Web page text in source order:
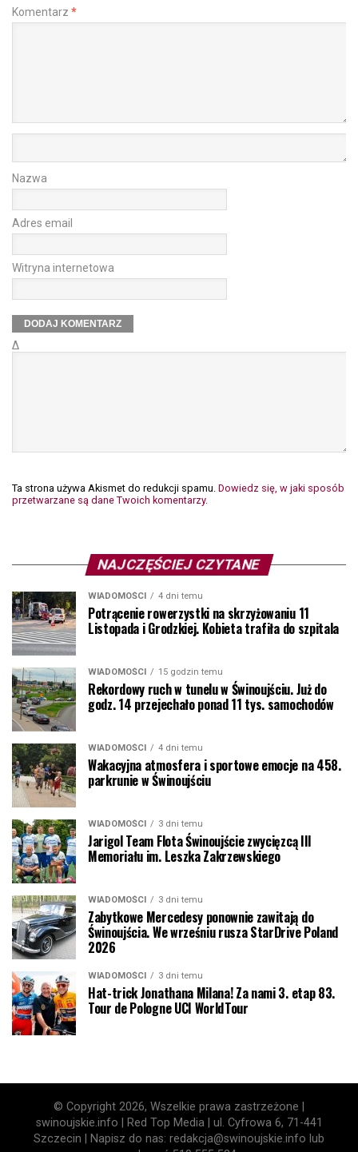
Komentarz *
Nazwa
Adres email
Witryna internetowa
Δ
Ta strona używa Akismet do redukcji spamu. Dowiedz się, w jaki sposób
przetwarzane są dane Twoich komentarzy.
NAJCZĘŚCIEJ CZYTANE
WIADOMOŚCI 4 dni temu
Potrącenie rowerzystki na skrzyżowaniu 11
Listopada i Grodzkiej. Kobieta trafiła do szpitala
WIADOMOŚCI 15 godzin temu
Rekordowy ruch w tunelu w Świnoujściu. Już do
godz. 14 przejechało ponad 11 tys. samochodów
WIADOMOŚCI 4 dni temu
Wakacyjna atmosfera i sportowe emocje na 458.
parkrunie w Świnoujściu
WIADOMOŚCI 3 dni temu
Jarigol Team Flota Świnoujście zwycięzcą III
Memoriału im. Leszka Zakrzewskiego
WIADOMOŚCI 3 dni temu
Zabytkowe Mercedesy ponownie zawitają do
Świnoujścia. We wrześniu rusza StarDrive Poland
2026
WIADOMOŚCI 3 dni temu
Hat-trick Jonathana Milana! Za nami 3. etap 83.
Tour de Pologne UCI WorldTour
© Copyright 2026, Wszelkie prawa zastrzeżone |
swinoujskie.info | Red Top Media | ul. Cyfrowa 6, 71-441
Szczecin | Napisz do nas: redakcja@swinoujskie.info lub